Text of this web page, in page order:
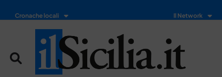
Cronache locali Il Network